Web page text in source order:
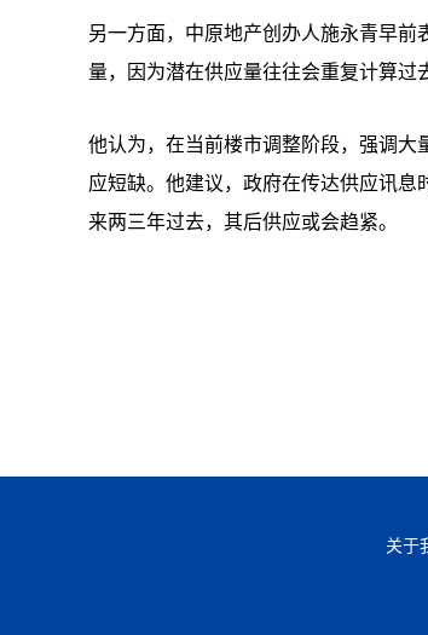
另一方面，中原地产创办人施永青早
量，因为潜在供应量往往会重复计算过
他认为，在当前楼市调整阶段，强调
应短缺。他建议，政府在传达供应讯
来两三年过去，其后供应或会趋紧。
关于